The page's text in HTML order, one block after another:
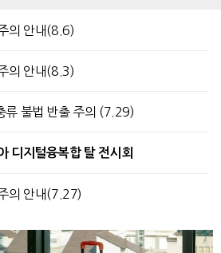
의 안내(8.6)
의 안내(8.3)
류 불법 반출 주의 (7.29)
디지털융복합 탈 전시회
의 안내(7.27)